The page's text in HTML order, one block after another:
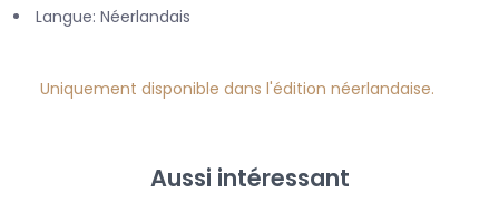
Langue: Néerlandais
Uniquement disponible dans l'édition néerlandaise.
Aussi intéressant